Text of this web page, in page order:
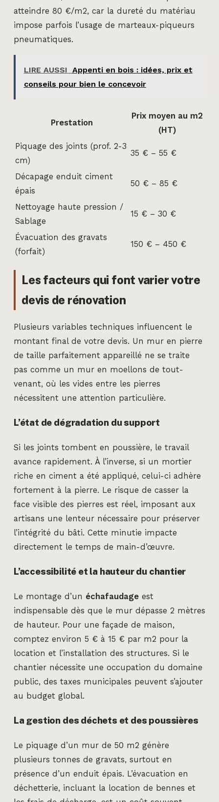
atteindre 80 €/m2, car la dureté du matériau
impose parfois l’usage de marteaux-piqueurs
pneumatiques.
LIRE AUSSI Appenti en bois : idées, prix et
conseils pour bien le concevoir
Prestation
Prix moyen au m2
(HT)
Piquage des joints (prof. 2-3
cm)
35 € – 55 €
Décapage enduit ciment
épais
50 € – 85 €
Nettoyage haute pression /
Sablage
15 € – 30 €
Évacuation des gravats
(forfait)
150 € – 450 €
Les facteurs qui font varier votre
devis de rénovation
Plusieurs variables techniques influencent le
montant final de votre devis. Un mur en pierre
de taille parfaitement appareillé ne se traite
pas comme un mur en moellons de tout-
venant, où les vides entre les pierres
nécessitent une attention particulière.
L’état de dégradation du support
Si les joints tombent en poussière, le travail
avance rapidement. À l’inverse, si un mortier
riche en ciment a été appliqué, celui-ci adhère
fortement à la pierre. Le risque de casser la
face visible des pierres est réel, imposant aux
artisans une lenteur nécessaire pour préserver
l’intégrité du bâti. Cette minutie impacte
directement le temps de main-d’œuvre.
L’accessibilité et la hauteur du chantier
Le montage d’un échafaudage est
indispensable dès que le mur dépasse 2 mètres
de hauteur. Pour une façade de maison,
comptez environ 5 € à 15 € par m2 pour la
location et l’installation des structures. Si le
chantier nécessite une occupation du domaine
public, des taxes municipales peuvent s’ajouter
au budget global.
La gestion des déchets et des poussières
Le piquage d’un mur de 50 m2 génère
plusieurs tonnes de gravats, surtout en
présence d’un enduit épais. L’évacuation en
déchetterie, incluant la location de bennes et